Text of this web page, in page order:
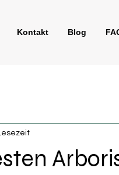
Kontakt Blog